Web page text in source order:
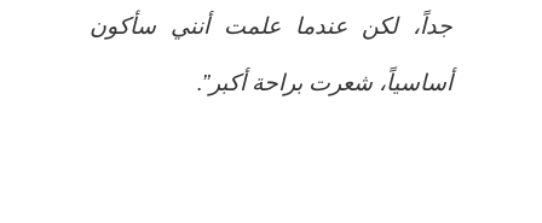
جداً، لكن عندما علمت أنني سأكون
أساسياً، شعرت براحة أكبر”.